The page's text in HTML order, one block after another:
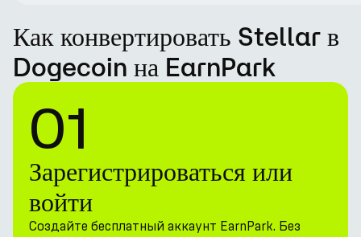
Как конвертировать Stellar в
Dogecoin на EarnPark
01
Зарегистрироваться или
войти
Создайте бесплатный аккаунт EarnPark. Без